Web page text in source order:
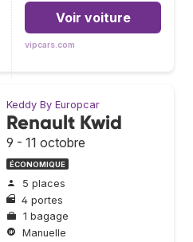
Voir voiture
vipcars.com
Keddy By Europcar
Renault Kwid
9 - 11 octobre
ÉCONOMIQUE
5 places
4 portes
1 bagage
Manuelle